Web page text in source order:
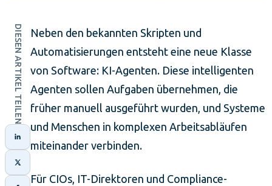
DIESEN ARTIKEL TEILEN
Neben den bekannten Skripten und
Automatisierungen entsteht eine neue Klasse
von Software: KI-Agenten. Diese intelligenten
Agenten sollen Aufgaben übernehmen, die
früher manuell ausgeführt wurden, und Systeme
und Menschen in komplexen Arbeitsabläufen
miteinander verbinden.
Für CIOs, IT-Direktoren und Compliance-